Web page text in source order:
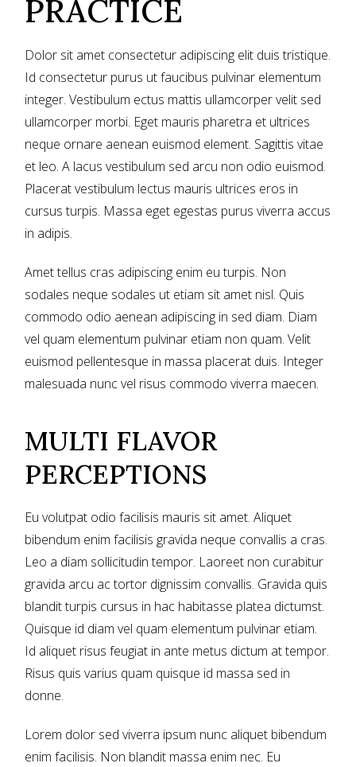
PRACTICE
Dolor sit amet consectetur adipiscing elit duis tristique.
Id consectetur purus ut faucibus pulvinar elementum
integer. Vestibulum ectus mattis ullamcorper velit sed
ullamcorper morbi. Eget mauris pharetra et ultrices
neque ornare aenean euismod element. Sagittis vitae
et leo. A lacus vestibulum sed arcu non odio euismod.
Placerat vestibulum lectus mauris ultrices eros in
cursus turpis. Massa eget egestas purus viverra accus
in adipis.
Amet tellus cras adipiscing enim eu turpis. Non
sodales neque sodales ut etiam sit amet nisl. Quis
commodo odio aenean adipiscing in sed diam. Diam
vel quam elementum pulvinar etiam non quam. Velit
euismod pellentesque in massa placerat duis. Integer
malesuada nunc vel risus commodo viverra maecen.
MULTI FLAVOR
PERCEPTIONS
Eu volutpat odio facilisis mauris sit amet. Aliquet
bibendum enim facilisis gravida neque convallis a cras.
Leo a diam sollicitudin tempor. Laoreet non curabitur
gravida arcu ac tortor dignissim convallis. Gravida quis
blandit turpis cursus in hac habitasse platea dictumst.
Quisque id diam vel quam elementum pulvinar etiam.
Id aliquet risus feugiat in ante metus dictum at tempor.
Risus quis varius quam quisque id massa sed in
donne.
Lorem dolor sed viverra ipsum nunc aliquet bibendum
enim facilisis. Non blandit massa enim nec. Eu